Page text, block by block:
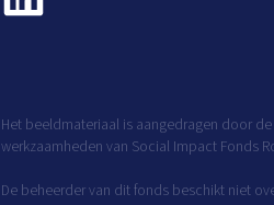
Het beeldmateriaal is aangedragen door
werkzaamheden van Social Impact Fonds
De beheerder van dit fonds beschikt niet